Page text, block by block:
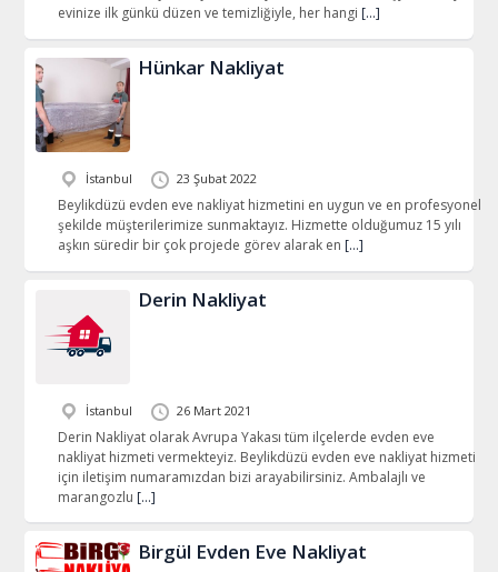
evinize ilk günkü düzen ve temizliğiyle, her hangi […]
Hünkar Nakliyat
İstanbul 23 Şubat 2022
Beylikdüzü evden eve nakliyat hizmetini en uygun ve en profesyonel
şekilde müşterilerimize sunmaktayız. Hizmette olduğumuz 15 yılı
aşkın süredir bir çok projede görev alarak en […]
Derin Nakliyat
İstanbul 26 Mart 2021
Derin Nakliyat olarak Avrupa Yakası tüm ilçelerde evden eve
nakliyat hizmeti vermekteyiz. Beylikdüzü evden eve nakliyat hizmeti
için iletişim numaramızdan bizi arayabilirsiniz. Ambalajlı ve
marangozlu […]
Birgül Evden Eve Nakliyat